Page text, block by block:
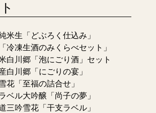
米生「どぶろく仕込み」
冷凍生酒のみくらべセット」
白川郷「泡にごり酒」セット
白川郷「にごりの宴」
花「至福の詰合せ」
ベル大吟醸「尚子の夢」
三吟雪花「干支ラベル」